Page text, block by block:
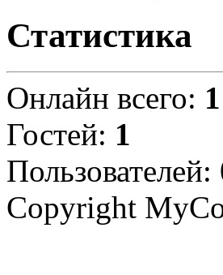
Статистика
Онлайн всего: 1
Гостей: 1
Пользователей:
Copyright